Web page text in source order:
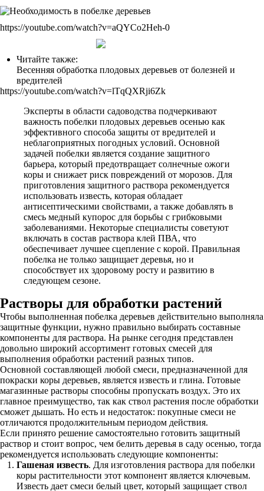
https://youtube.com/watch?v=aQYCo2Heh-0
Читайте также:
Весенняя обработка плодовых деревьев от болезней и
вредителей
https://youtube.com/watch?v=lTqQXRji6Zk
Эксперты в области садоводства подчеркивают
важность побелки плодовых деревьев осенью как
эффективного способа защиты от вредителей и
неблагоприятных погодных условий. Основной
задачей побелки является создание защитного
барьера, который предотвращает солнечные ожоги
коры и снижает риск повреждений от морозов. Для
приготовления защитного раствора рекомендуется
использовать известь, которая обладает
антисептическими свойствами, а также добавлять в
смесь медный купорос для борьбы с грибковыми
заболеваниями. Некоторые специалисты советуют
включать в состав раствора клей ПВА, что
обеспечивает лучшее сцепление с корой. Правильная
побелка не только защищает деревья, но и
способствует их здоровому росту и развитию в
следующем сезоне.
Растворы для обработки растений
Чтобы выполненная побелка деревьев действительно выполняла
защитные функции, нужно правильно выбирать составные
компоненты для раствора. На рынке сегодня представлен
довольно широкий ассортимент готовых смесей для
выполнения обработки растений разных типов.
Основной составляющей любой смеси, предназначенной для
покраски коры деревьев, является известь и глина. Готовые
магазинные растворы способны пропускать воздух. Это их
главное преимущество, так как ствол растения после обработки
сможет дышать. Но есть и недостаток: покупные смеси не
отличаются продолжительным периодом действия.
Если принято решение самостоятельно готовить защитный
раствор и стоит вопрос, чем белить деревья в саду осенью, тогда
рекомендуется использовать следующие компоненты:
Гашеная известь. Для изготовления раствора для побелки
коры растительности этот компонент является ключевым.
Известь дает смеси белый цвет, который защищает ствол